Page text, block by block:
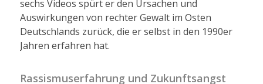
sechs Videos spürt er den Ursachen und
Auswirkungen von rechter Gewalt im Osten
Deutschlands zurück, die er selbst in den 1990er
Jahren erfahren hat.
Rassismuserfahrung und Zukunftsangst